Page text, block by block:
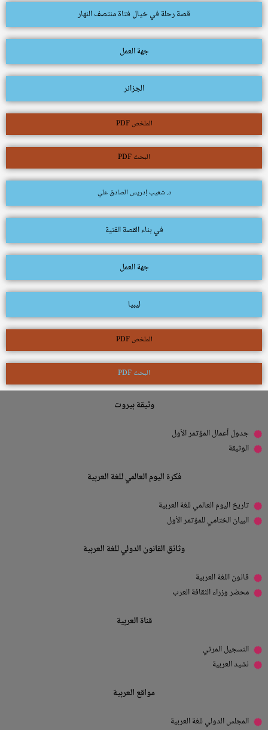
قصة رحلة في خيال فتاة منتصف النهار
جهة العمل
الجزائر
الملخص PDF
البحث PDF
د. شعيب إدريس الصادق علي
في بناء القصة الفنية
جهة العمل
ليبيا
الملخص PDF
البحث PDF
وثيقة بيروت
جدول أعمال المؤتمر الأول
الوثيقة
فكرة اليوم العالمي للغة العربية
تاريخ اليوم العالمي للغة العربية
البيان الختامي للمؤتمر الأول
وثائق القانون الدولي للغة العربية
قانون اللغة العربية
محضر وزراء الثقافة العرب
قناة العربية
التسجيل المرئي
نشيد العربية
مواقع العربية
المجلس الدولي للغة العربية